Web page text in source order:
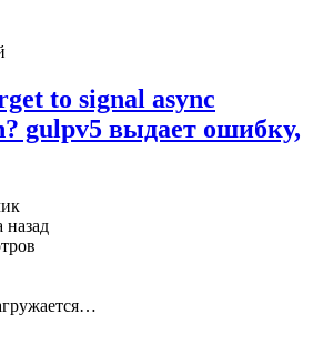
to signal async
gulpv5 выдает ошибку,
назад